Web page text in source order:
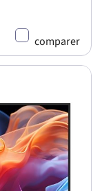
comparer